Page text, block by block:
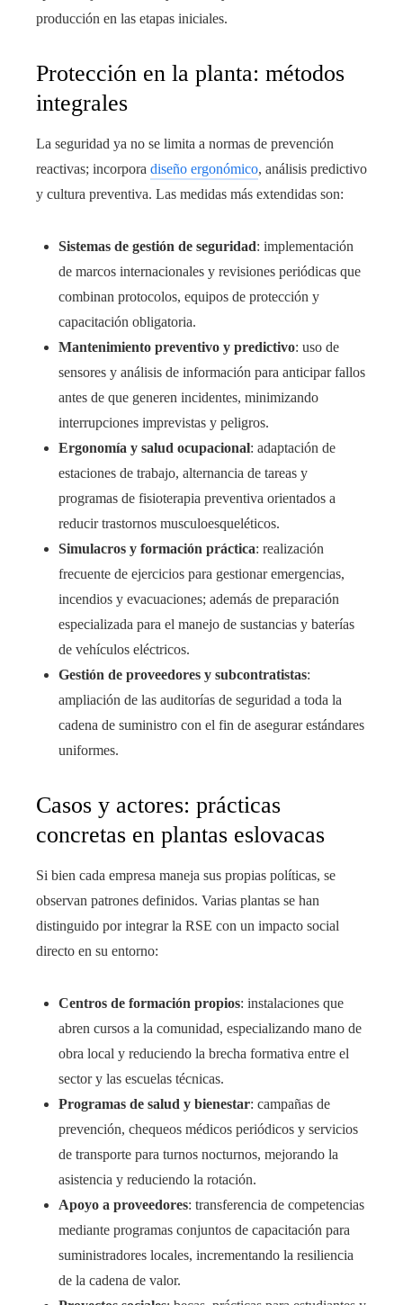
producción en las etapas iniciales.
Protección en la planta: métodos
integrales
La seguridad ya no se limita a normas de prevención
reactivas; incorpora diseño ergonómico, análisis predictivo
y cultura preventiva. Las medidas más extendidas son:
Sistemas de gestión de seguridad: implementación
de marcos internacionales y revisiones periódicas que
combinan protocolos, equipos de protección y
capacitación obligatoria.
Mantenimiento preventivo y predictivo: uso de
sensores y análisis de información para anticipar fallos
antes de que generen incidentes, minimizando
interrupciones imprevistas y peligros.
Ergonomía y salud ocupacional: adaptación de
estaciones de trabajo, alternancia de tareas y
programas de fisioterapia preventiva orientados a
reducir trastornos musculoesqueléticos.
Simulacros y formación práctica: realización
frecuente de ejercicios para gestionar emergencias,
incendios y evacuaciones; además de preparación
especializada para el manejo de sustancias y baterías
de vehículos eléctricos.
Gestión de proveedores y subcontratistas:
ampliación de las auditorías de seguridad a toda la
cadena de suministro con el fin de asegurar estándares
uniformes.
Casos y actores: prácticas
concretas en plantas eslovacas
Si bien cada empresa maneja sus propias políticas, se
observan patrones definidos. Varias plantas se han
distinguido por integrar la RSE con un impacto social
directo en su entorno:
Centros de formación propios: instalaciones que
abren cursos a la comunidad, especializando mano de
obra local y reduciendo la brecha formativa entre el
sector y las escuelas técnicas.
Programas de salud y bienestar: campañas de
prevención, chequeos médicos periódicos y servicios
de transporte para turnos nocturnos, mejorando la
asistencia y reduciendo la rotación.
Apoyo a proveedores: transferencia de competencias
mediante programas conjuntos de capacitación para
suministradores locales, incrementando la resiliencia
de la cadena de valor.